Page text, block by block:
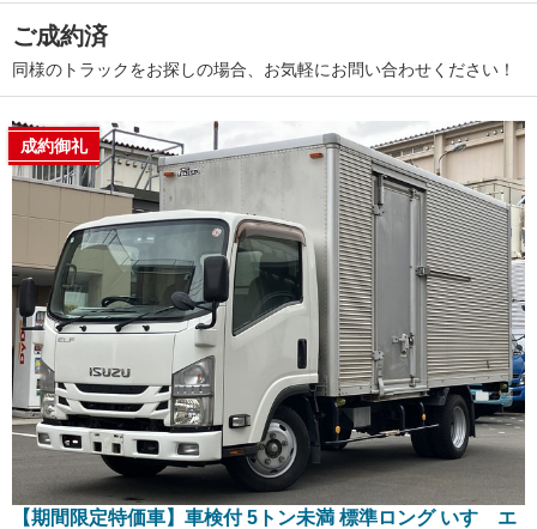
ご成約済
同様のトラックをお探しの場合、お気軽にお問い合わせください！
成約御礼
【期間限定特価車】車検付 5トン未満 標準ロング いすゞエ